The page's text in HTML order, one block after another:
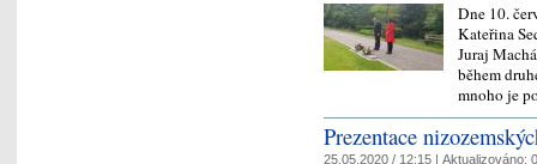
Dne 10.
Kateřina
Juraj
během
mnoho je
Prezentace
25.05.2020 / 12:15 | Aktualizováno: